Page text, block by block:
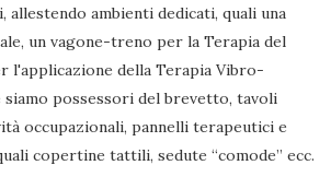
ambienti dedicati, quali una
un vagone-treno per la Terapia del
l'applicazione della Terapia Vibro-
siamo possessori del brevetto, tavoli
occupazionali, pannelli terapeutici e
copertine tattili, sedute “comode” ecc.